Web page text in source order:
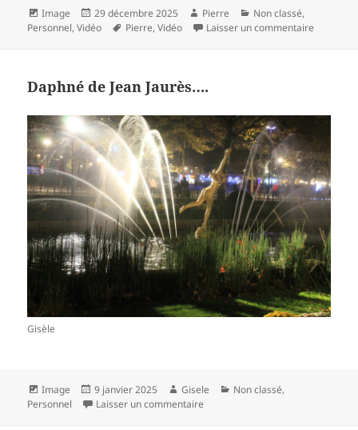
Format
Image
Publié
le
29 décembre 2025 Auteur
Pierre Catégories
Non classé,
Personnel,Vidéo
Mots-
Pierre,Vidéo Laisser un commentaire
Daphné de Jean Jaurès….
Gisèle
Format
Image
Publié
le
9 janvier 2025 Auteur
Gisele Catégories
Non classé,
Personnel
Laisser un commentaire